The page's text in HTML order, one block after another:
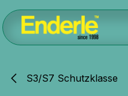
Zum Inhalt springen
S3/S7 Schutzklasse